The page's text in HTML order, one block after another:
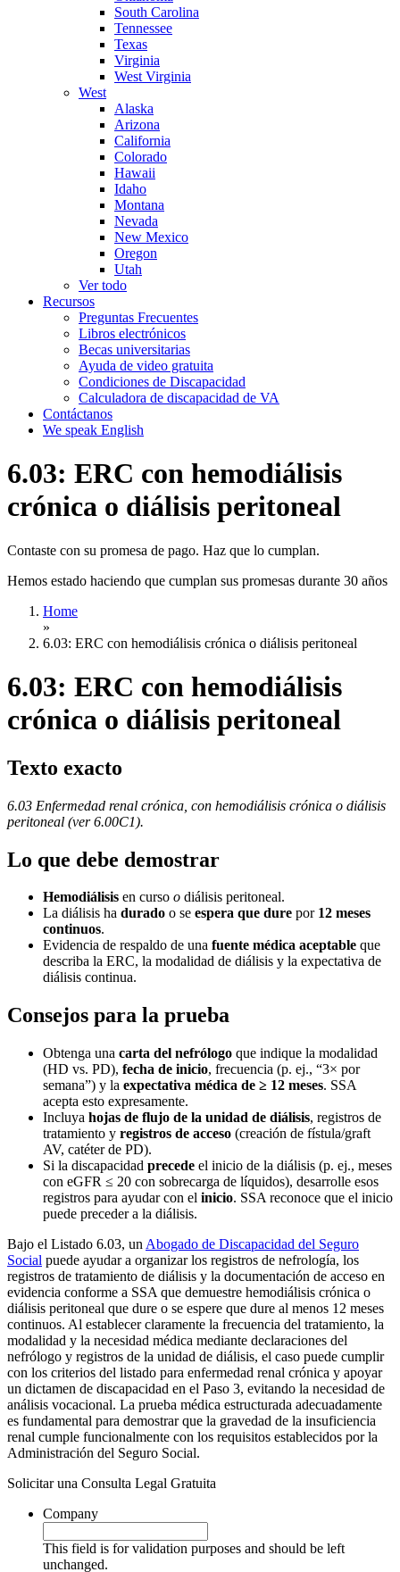
South Carolina
Tennessee
Texas
Virginia
West Virginia
West
Alaska
Arizona
California
Colorado
Hawaii
Idaho
Montana
Nevada
New Mexico
Oregon
Utah
Ver todo
Recursos
Preguntas Frecuentes
Libros electrónicos
Becas universitarias
Ayuda de video gratuita
Condiciones de Discapacidad
Calculadora de discapacidad de VA
Contáctanos
We speak English
6.03: ERC con hemodiálisis
crónica o diálisis peritoneal
Contaste con su promesa de pago. Haz que lo cumplan.
Hemos estado haciendo que cumplan sus promesas durante 30 años
Home
»
6.03: ERC con hemodiálisis crónica o diálisis peritoneal
6.03: ERC con hemodiálisis
crónica o diálisis peritoneal
Texto exacto
6.03 Enfermedad renal crónica, con hemodiálisis crónica o diálisis
peritoneal (ver 6.00C1).
Lo que debe demostrar
Hemodiálisis en curso o diálisis peritoneal.
La diálisis ha durado o se espera que dure por 12 meses
continuos.
Evidencia de respaldo de una fuente médica aceptable que
describa la ERC, la modalidad de diálisis y la expectativa de
diálisis continua.
Consejos para la prueba
Obtenga una carta del nefrólogo que indique la modalidad
(HD vs. PD), fecha de inicio, frecuencia (p. ej., “3× por
semana”) y la expectativa médica de ≥ 12 meses. SSA
acepta esto expresamente.
Incluya hojas de flujo de la unidad de diálisis, registros de
tratamiento y registros de acceso (creación de fístula/graft
AV, catéter de PD).
Si la discapacidad precede el inicio de la diálisis (p. ej., meses
con eGFR ≤ 20 con sobrecarga de líquidos), desarrolle esos
registros para ayudar con el inicio. SSA reconoce que el inicio
puede preceder a la diálisis.
Bajo el Listado 6.03, un Abogado de Discapacidad del Seguro
Social puede ayudar a organizar los registros de nefrología, los
registros de tratamiento de diálisis y la documentación de acceso en
evidencia conforme a SSA que demuestre hemodiálisis crónica o
diálisis peritoneal que dure o se espere que dure al menos 12 meses
continuos. Al establecer claramente la frecuencia del tratamiento, la
modalidad y la necesidad médica mediante declaraciones del
nefrólogo y registros de la unidad de diálisis, el caso puede cumplir
con los criterios del listado para enfermedad renal crónica y apoyar
un dictamen de discapacidad en el Paso 3, evitando la necesidad de
análisis vocacional. La prueba médica estructurada adecuadamente
es fundamental para demostrar que la gravedad de la insuficiencia
renal cumple funcionalmente con los requisitos establecidos por la
Administración del Seguro Social.
Solicitar una Consulta Legal Gratuita
Company
This field is for validation purposes and should be left
unchanged.